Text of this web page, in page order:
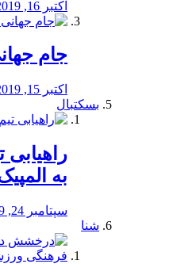
اکتبر 16, 2019
جام
اکتبر 15, 2019
بسکتبال
راهیابی
به
سپتامبر 24, 2019
شنا